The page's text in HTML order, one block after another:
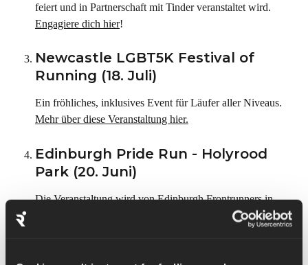
feiert und in Partnerschaft mit Tinder veranstaltet wird.
Engagiere dich hier!
Newcastle LGBT5K Festival of
Running (18. Juli)
Ein fröhliches, inklusives Event für Läufer aller Niveaus.
Mehr über diese Veranstaltung hier.
Edinburgh Pride Run - Holyrood
Park (20. Juni)
Die Veranstaltung wird von Edinburgh Frontrunners in
einer malerischen Parklandschaft ausgerichtet. Erfahre hier